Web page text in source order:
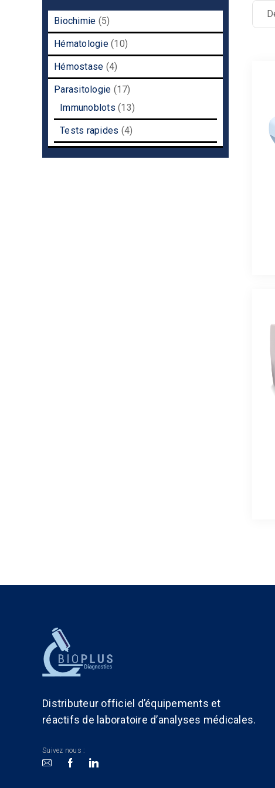
Biochimie 55
products
Hématologie 1010
products
Hémostase 44
products
Parasitologie 1717
products
Immunoblots 1313
products
Tests rapides 44
products
Distributeur officiel d’équipements et
réactifs de laboratoire d’analyses médicales.
Suivez nous :